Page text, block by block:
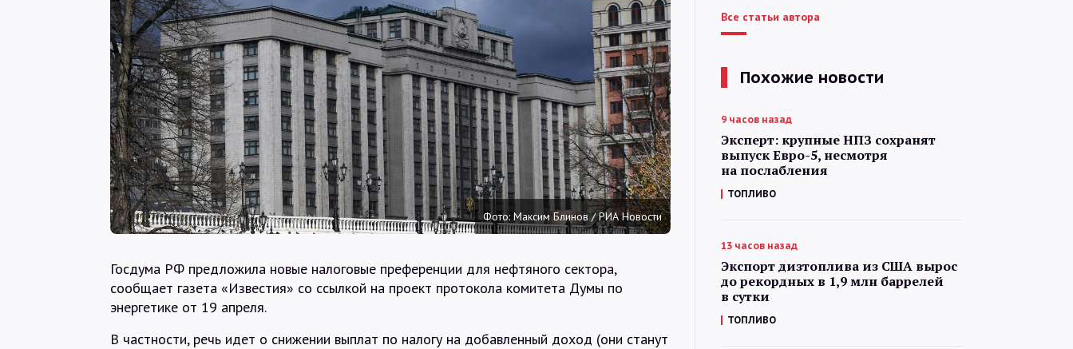
Интервью
Карты
О нас
@Infotek_Russia
Фото: Максим Блинов / РИА Новости
Госдума РФ предложила новые налоговые преференции для нефтяного сектора,
сообщает газета «Известия» со ссылкой на проект протокола комитета Думы по
энергетике от 19 апреля.
В частности, речь идет о снижении выплат по налогу на добавленный доход (они станут
Все статьи автора
Похожие новости
9 часов назад
Эксперт: крупные НПЗ сохранят
выпуск Евро-5, несмотря
на послабления
ТОПЛИВО
13 часов назад
Экспорт дизтоплива из США вырос
до рекордных в 1,9 млн баррелей
в сутки
ТОПЛИВО